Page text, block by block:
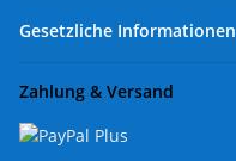
Gesetzliche Informationen
Zahlung & Versand